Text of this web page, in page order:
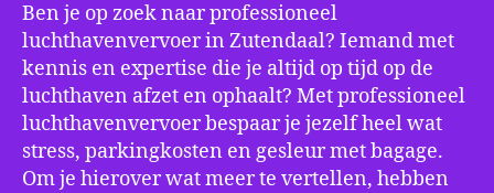
Ben je op zoek naar professioneel
luchthavenvervoer in Zutendaal? Iemand met
kennis en expertise die je altijd op tijd op de
luchthaven afzet en ophaalt? Met professioneel
luchthavenvervoer bespaar je jezelf heel wat
stress, parkingkosten en gesleur met bagage.
Om je hierover wat meer te vertellen, hebben